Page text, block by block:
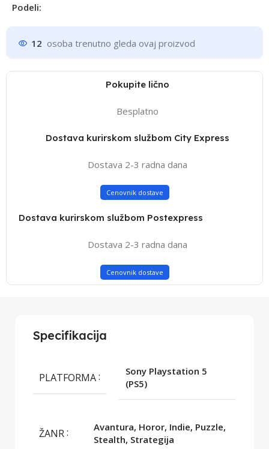
Podeli:
12 osoba trenutno gleda ovaj proizvod
Pokupite lično
Besplatno
Dostava kurirskom službom City Express
Dostava 2-3 radna dana
Cenovnik dostave
Dostava kurirskom službom Postexpress
Dostava 2-3 radna dana
Cenovnik dostave
Specifikacija
PLATFORMA
Sony Playstation 5
(PS5)
ŽANR
Avantura, Horor, Indie, Puzzle,
Stealth, Strategija